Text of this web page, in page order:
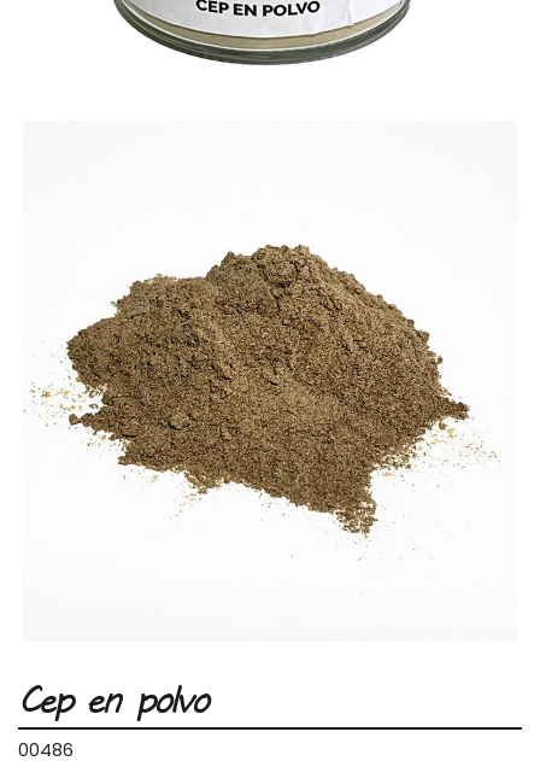
Gastos de envío
Cambios y devoluciones
Política de privacidad
Uso de cookies
Mapa de la web
Cep en polvo
00486